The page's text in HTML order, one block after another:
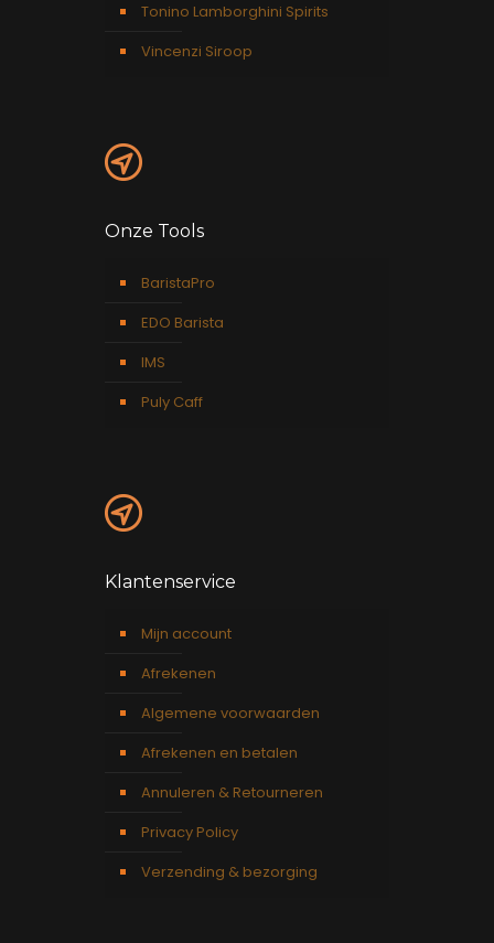
Tonino Lamborghini Spirits
Vincenzi Siroop
Onze Tools
BaristaPro
EDO Barista
IMS
Puly Caff
Klantenservice
Mijn account
Afrekenen
Algemene voorwaarden
Afrekenen en betalen
Annuleren & Retourneren
Privacy Policy
Verzending & bezorging